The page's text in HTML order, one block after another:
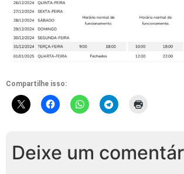
Compartilhe isso:
Deixe um